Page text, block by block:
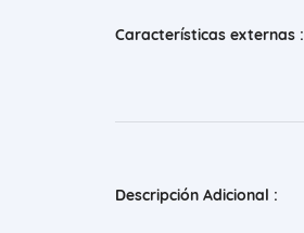
Características externas :
Descripción Adicional :